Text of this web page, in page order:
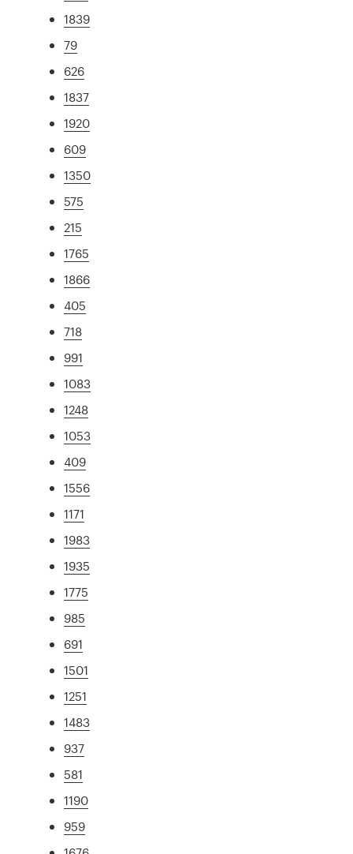
1839
79
626
1837
1920
609
1350
575
215
1765
1866
405
718
991
1083
1248
1053
409
1556
1171
1983
1935
1775
985
691
1501
1251
1483
937
581
1190
959